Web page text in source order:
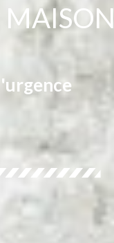
MAISON